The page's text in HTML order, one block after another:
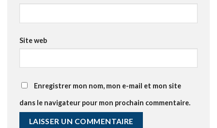
Site web
Enregistrer mon nom, mon e-mail et mon site
dans le navigateur pour mon prochain commentaire.